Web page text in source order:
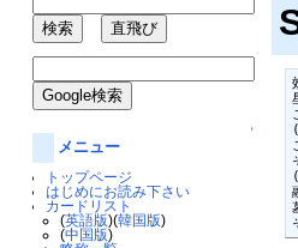
↑
メニュー
トップページ
はじめにお読み下さい
カードリスト
(英語版)(韓国版)
(中国版)